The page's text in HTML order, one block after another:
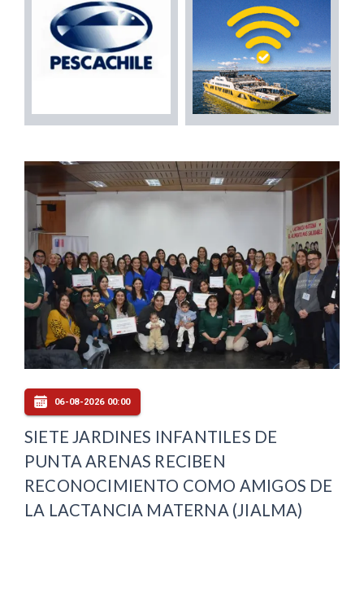
06-08-2026 00:00
SIETE JARDINES INFANTILES DE
PUNTA ARENAS RECIBEN
RECONOCIMIENTO COMO AMIGOS DE
LA LACTANCIA MATERNA (JIALMA)